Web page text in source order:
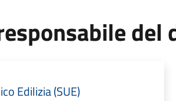
del
Edilizia (SUE)